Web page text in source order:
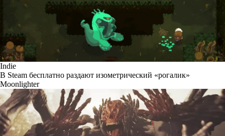
Indie
В Steam бесплатно раздают изометрический «рогалик»
Moonlighter